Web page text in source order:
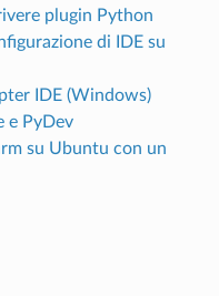
plugin Python
di IDE su
IDE (Windows)
e PyDev
su Ubuntu con un